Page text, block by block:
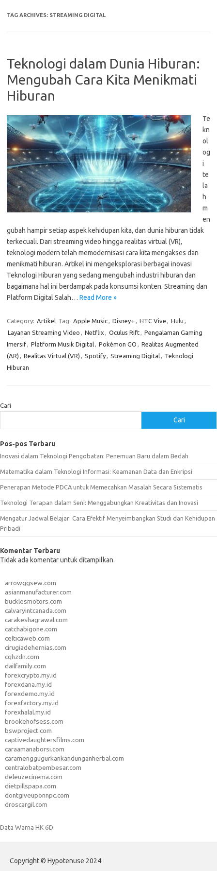
TAG ARCHIVES: STREAMING DIGITAL
Teknologi dalam Dunia Hiburan:
Mengubah Cara Kita Menikmati
Hiburan
Te
kn
ol
og
i
te
la
h
m
en
gubah hampir setiap aspek kehidupan kita, dan dunia hiburan tidak
terkecuali. Dari streaming video hingga realitas virtual (VR),
teknologi modern telah memodernisasi cara kita mengakses dan
menikmati hiburan. Artikel ini mengeksplorasi berbagai inovasi
Teknologi Hiburan yang sedang mengubah industri hiburan dan
bagaimana hal ini berdampak pada konsumsi konten. Streaming dan
Platform Digital Salah… Read More »
Category: Artikel Tag: Apple Music, Disney+ , HTC Vive , Hulu ,
Layanan Streaming Video , Netflix , Oculus Rift, Pengalaman Gaming
Imersif, Platform Musik Digital, Pokémon GO , Realitas Augmented
(AR) , Realitas Virtual (VR) , Spotify, Streaming Digital, Teknologi
Hiburan
Cari
Cari
Pos-pos Terbaru
Inovasi dalam Teknologi Pengobatan: Penemuan Baru dalam Bedah
Matematika dalam Teknologi Informasi: Keamanan Data dan Enkripsi
Penerapan Metode PDCA untuk Memecahkan Masalah Secara Sistematis
Teknologi Terapan dalam Seni: Menggabungkan Kreativitas dan Inovasi
Mengatur Jadwal Belajar: Cara Efektif Menyeimbangkan Studi dan Kehidupan
Pribadi
Komentar Terbaru
Tidak ada komentar untuk ditampilkan.
arrowggsew.com
asianmanufacturer.com
bucklesmotors.com
calvaryintcanada.com
carakeshagrawal.com
catchabigone.com
celticaweb.com
cirugiadehernias.com
cqhzdn.com
dailfamily.com
forexcrypto.my.id
forexdana.my.id
forexdemo.my.id
forexfactory.my.id
forexhalal.my.id
brookehofsess.com
bswproject.com
captivedaughtersfilms.com
caraamanaborsi.com
caramenggugurkankandunganherbal.com
centralobatpembesar.com
deleuzecinema.com
dietpillspapa.com
dontgiveuponnpc.com
droscargil.com
Data Warna HK 6D
Copyright © Hypotenuse 2024